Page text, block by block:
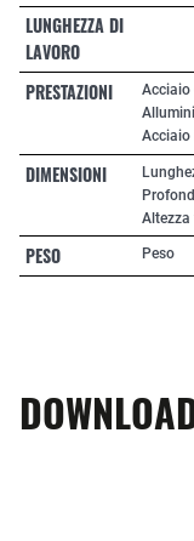
LUNGHEZZA DI
LAVORO
PRESTAZIONI
DIMENSIONI
PESO Peso